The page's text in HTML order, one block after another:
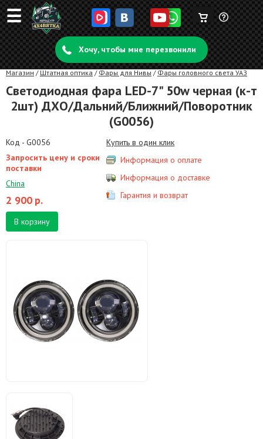
☰ Задать
вопрос
Корзина
пуста
Хочу, чтобы мне перезвонили
Магазин / Штатная оптика / Фары для Нивы / Фары головного света УАЗ
Светодиодная фара LED-7" 50w черная (к-т
2шт) ДХО/Дальний/Ближний/Поворотник
(G0056)
Код - G0056
Запросить цену и сроки
поставки
China
2 900 р.
В корзину
Купить в один клик
Информация о оплате
Информация о доставке
Гарантия и возврат